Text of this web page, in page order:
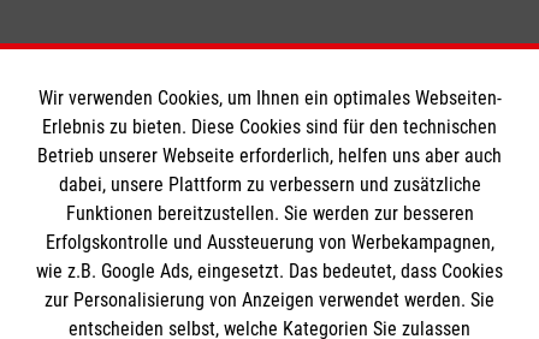
Informationen
Impressum
Datenschutz
Kontakt
Die Malteser
Wir verwenden Cookies, um Ihnen ein optimales Webseiten-
Erlebnis zu bieten. Diese Cookies sind für den technischen
Betrieb unserer Webseite erforderlich, helfen uns aber auch
dabei, unsere Plattform zu verbessern und zusätzliche
Funktionen bereitzustellen. Sie werden zur besseren
Erfolgskontrolle und Aussteuerung von Werbekampagnen,
wie z.B. Google Ads, eingesetzt. Das bedeutet, dass Cookies
zur Personalisierung von Anzeigen verwendet werden. Sie
entscheiden selbst, welche Kategorien Sie zulassen